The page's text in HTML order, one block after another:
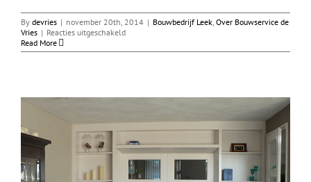
By devries | november 20th, 2014 | Bouwbedrijf Leek, Over Bouwservice de
Vries | Reacties uitgeschakeldvoor
Leek
Read More